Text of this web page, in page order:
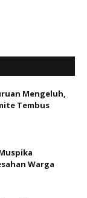
Mengeluh,
Tembus
Warga